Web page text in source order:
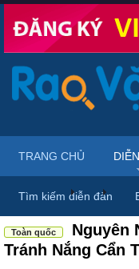
Diễn đàn ...
Toàn quốc
Nguyên
Tránh Nắng Cẩn
TRANG CHỦ
Tìm kiếm diễn đàn